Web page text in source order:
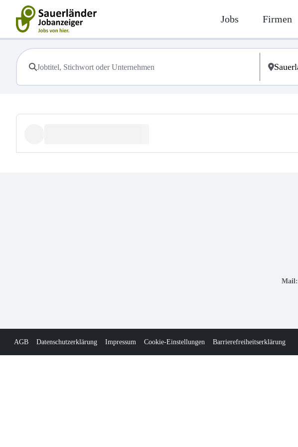
Jobs Firmen
Mail:
AGB Datenschutzerklärung Impressum Cookie-Einstellungen Barrierefreiheitserklärung